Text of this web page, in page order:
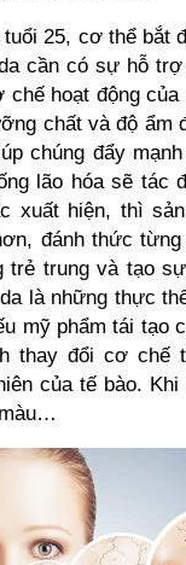
25, cơ thể bắt
cần có sự hỗ
hoạt động của
chất và độ ẩm
chúng đẩy
lão hóa sẽ tác
xuất hiện, thì
đánh thức
trẻ trung và tạo
là những thực
mỹ phẩm tái tạo
thay đổi cơ chế
của tế bào.